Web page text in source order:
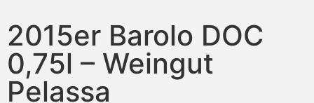
2015er Barolo DOC
0,75l – Weingut
Pelassa